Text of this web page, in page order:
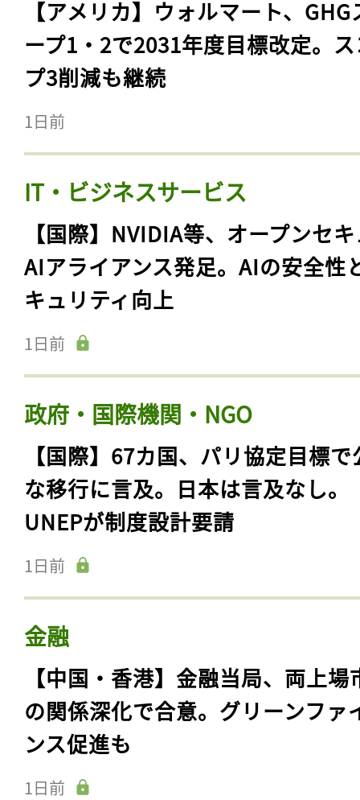
【アメリカ】ウォルマート、GHG
ープ1・2で2031年度目標改定。
プ3削減も継続
1日前
IT・ビジネスサービス
【国際】NVIDIA等、オープンセ
AIアライアンス発足。AIの安全性
キュリティ向上
1日前
政府・国際機関・NGO
【国際】67カ国、パリ協定目標で
な移行に言及。日本は言及なし。
UNEPが制度設計要請
1日前
金融
【中国・香港】金融当局、両上場
の関係深化で合意。グリーンファ
ンス促進も
1日前